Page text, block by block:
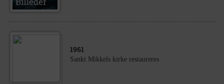
1961
Sankt Mikkels kirke restaureres